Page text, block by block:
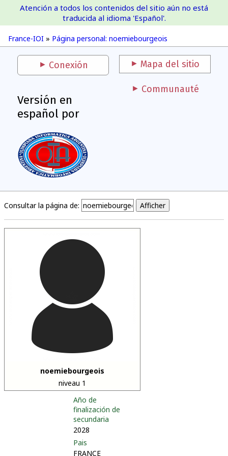
France-IOI
France-IOI » Página personal: noemiebourgeois
Atención a todos los contenidos del sitio aún no está
traducida al idioma 'Español'.
Conexión Mapa del sitio
Versión en
español por
Communauté
Consultar la página de:
noemiebourgeois
niveau 1
Año de
finalización de
secundaria
2028
Pais
FRANCE